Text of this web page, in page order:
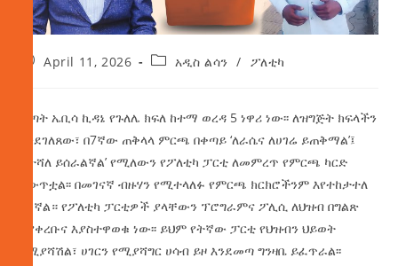
April 11, 2026 አዲስ ልሳን / ፖለቲካ
ወጣት ኤቢሳ ኪዳኔ የጉለሌ ክፍለ ከተማ ወረዳ 5 ነዋሪ ነው፡፡ ለዝግጅት ክፍላችን
እንደገለጸው፣ በ7ኛው ጠቅላላ ምርጫ በቀጣይ ‘ለራሴና ለሀገሬ ይጠቅማል’፤
‘የተሻለ ይሰራልኛል’ የሚለውን የፖለቲካ ፓርቲ ለመምረጥ የምርጫ ካርድ
አውጥቷል፡፡ በመገናኛ ብዙሃን የሚተላለፉ የምርጫ ክርክሮችንም እየተከታተለ
ይገኛል። የፖለቲካ ፓርቲዎች ያላቸውን ፕሮግራምና ፖሊሲ ለህዝብ በግልጽ
እያቀረቡና እያስተዋወቁ ነው፡፡ ይህም የትኛው ፓርቲ የህዝብን ህይወት
የሚያሻሽል፣ ሀገርን የሚያሻግር ሀሳብ ይዞ እንደመጣ ግንዛቤ ይፈጥራል፡፡